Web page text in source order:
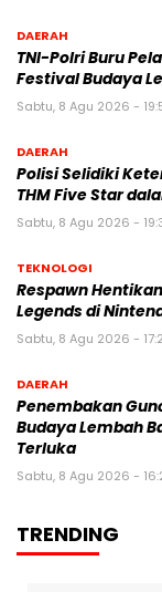
DAERAH
TNI-Polri Buru
Festival Budaya
Sabtu, 8 Agu 2026 -
DAERAH
Polisi Selidiki
THM Five Star
Sabtu, 8 Agu 2026 -
TEKNOLOGI
Respawn
Legends di
Sabtu, 8 Agu 2026 -
DAERAH
Penembakan
Budaya Lembah
Terluka
Sabtu, 8 Agu 2026 -
TRENDING